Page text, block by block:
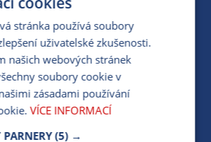
KE STÁVAJÍCÍ SMLOUVĚ
412 154 154
PO-PÁ 7:30-17:00
stránka používá soubory
uživatelské zkušenosti.
našich webových stránek
soubory cookie v
zásadami používání
VÍCE INFORMACÍ
(5) →